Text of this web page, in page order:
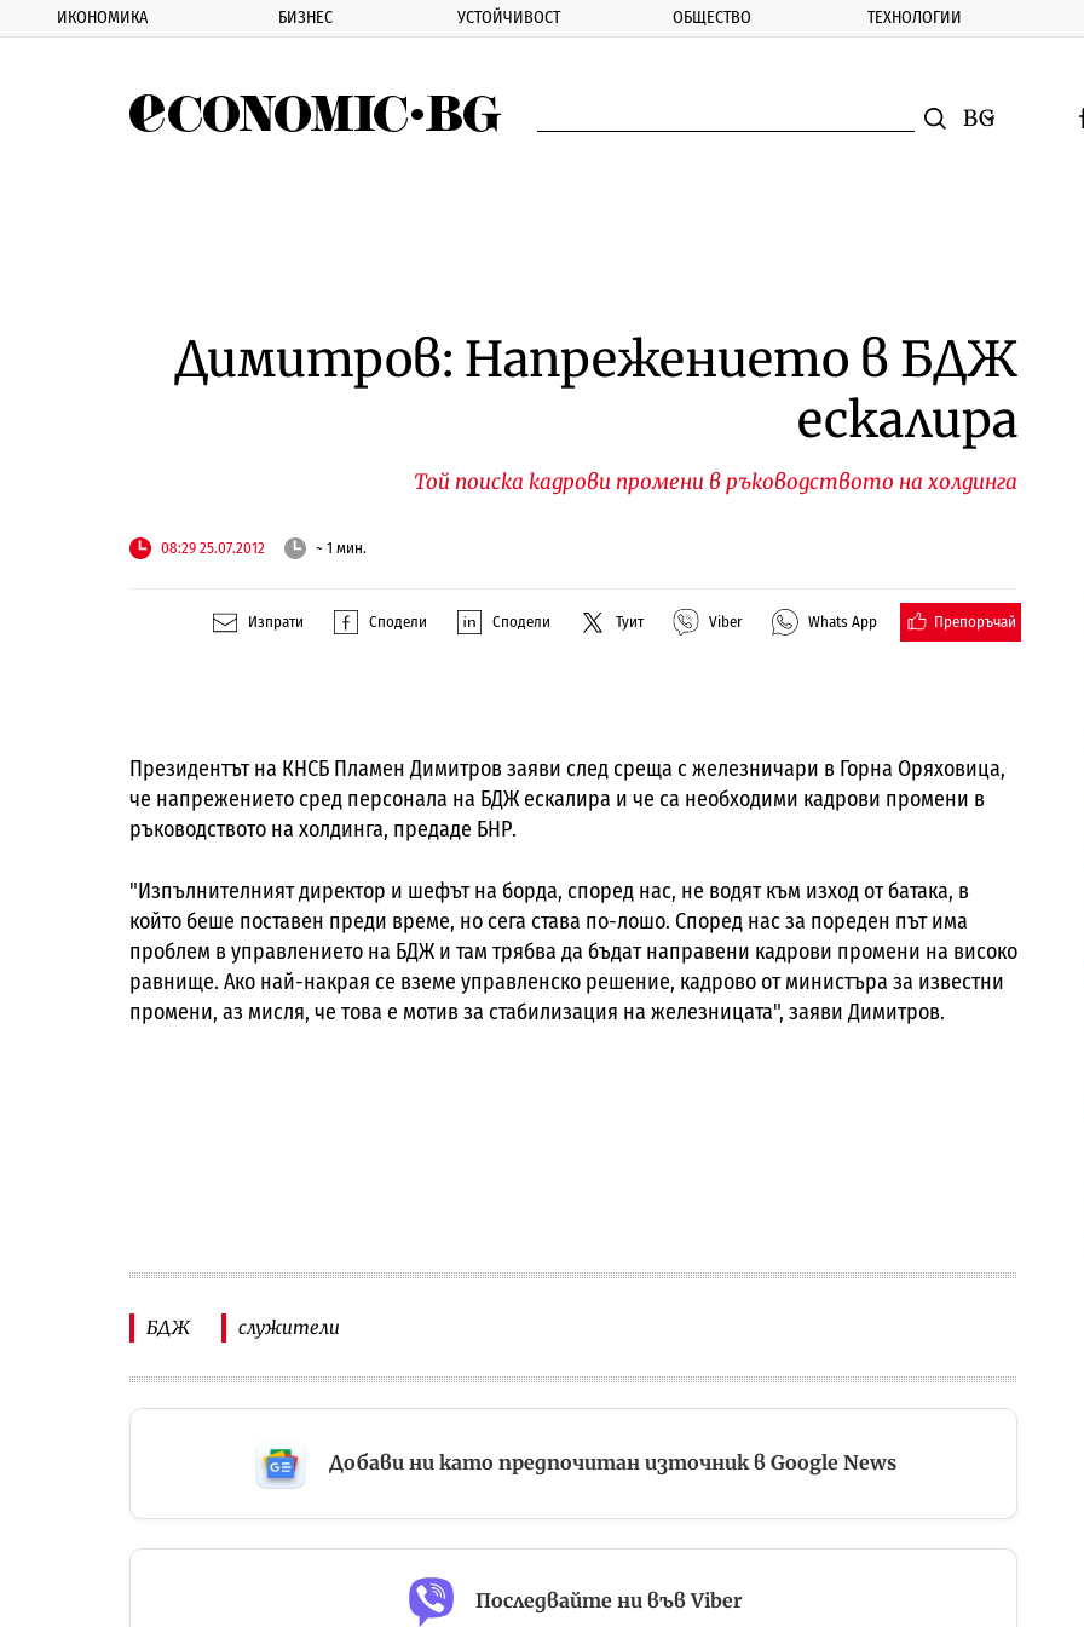
ИКОНОМИКА БИЗНЕС УСТОЙЧИВОСТ ОБЩЕСТВО ТЕХНОЛОГИИ
Смяна на
Димитров: Напрежението в БДЖ
ескалира
Той поиска кадрови промени в ръководството на холдинга
08:29 25.07.2012 ~ 1 мин.
Изпрати Сподели Сподели Туит Viber Whats App Препоръчай
Президентът на КНСБ Пламен Димитров заяви след среща с железничари в Горна Оряховица,
че напрежението сред персонала на БДЖ ескалира и че са необходими кадрови промени в
ръководството на холдинга, предаде БНР.
"Изпълнителният директор и шефът на борда, според нас, не водят към изход от батака, в
който беше поставен преди време, но сега става по-лошо. Според нас за пореден път има
проблем в управлението на БДЖ и там трябва да бъдат направени кадрови промени на високо
равнище. Ако най-накрая се вземе управленско решение, кадрово от министъра за известни
промени, аз мисля, че това е мотив за стабилизация на железницата", заяви Димитров.
БДЖ служители
Добави ни като предпочитан източник в Google News
Последвайте ни във Viber